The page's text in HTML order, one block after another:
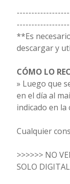
**Es
descargar y
CÓMO LO
» Luego que
en el día al
indicado en la
Cualquier
>>>>>> NO
SOLO